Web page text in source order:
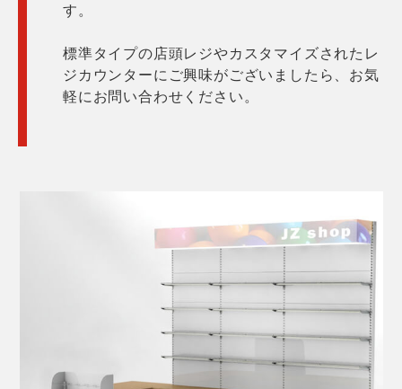
す。
標準タイプの店頭レジやカスタマイズされたレ
ジカウンターにご興味がございましたら、お気
軽にお問い合わせください。